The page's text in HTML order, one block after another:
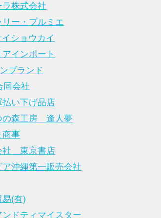
ラ株式会社
リー・プルミエ
ショウカイ
インポート
ブランド
同会社
払い下げ品店
の森工房 逢人夢
商事
社 東京書店
ア沖縄第一販売会社
易(有)
ンドティマイスター